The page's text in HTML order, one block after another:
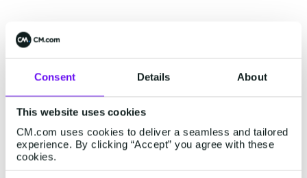
Consent Details About
This website uses cookies
CM.com uses cookies to deliver a seamless and tailored
experience. By clicking “Accept” you agree with these
cookies.
Demandez Paysafecard
pour votre boutique en
ligne
Remise sur volume >2000 transactions p/m